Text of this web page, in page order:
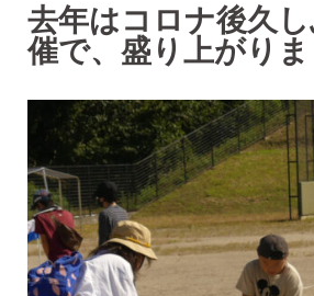
去年はコロナ後久
催で、盛り上がり